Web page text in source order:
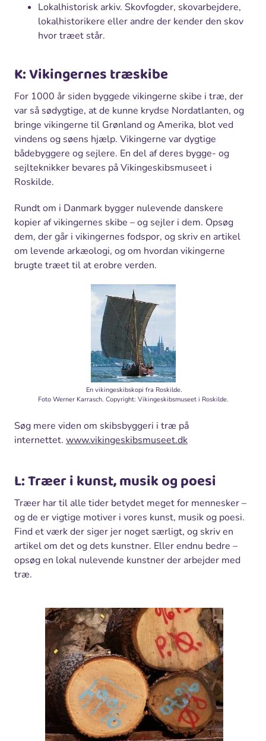
Lokalhistorisk arkiv. Skovfogder, skovarbejdere,
lokalhistorikere eller andre der kender den skov
hvor træet står.
K: Vikingernes træskibe
For 1000 år siden byggede vikingerne skibe i træ, der
var så sødygtige, at de kunne krydse Nordatlanten, og
bringe vikingerne til Grønland og Amerika, blot ved
vindens og søens hjælp. Vikingerne var dygtige
bådebyggere og sejlere. En del af deres bygge- og
sejlteknikker bevares på Vikingeskibsmuseet i
Roskilde.
Rundt om i Danmark bygger nulevende danskere
kopier af vikingernes skibe – og sejler i dem. Opsøg
dem, der går i vikingernes fodspor, og skriv en artikel
om levende arkæologi, og om hvordan vikingerne
brugte træet til at erobre verden.
En vikingeskibskopi fra Roskilde.
Foto Werner Karrasch. Copyright: Vikingeskibsmuseet i Roskilde.
Søg mere viden om skibsbyggeri i træ på
internettet. www.vikingeskibsmuseet.dk
L: Træer i kunst, musik og poesi
Træer har til alle tider betydet meget for mennesker –
og de er vigtige motiver i vores kunst, musik og poesi.
Find et værk der siger jer noget særligt, og skriv en
artikel om det og dets kunstner. Eller endnu bedre –
opsøg en lokal nulevende kunstner der arbejder med
træ.